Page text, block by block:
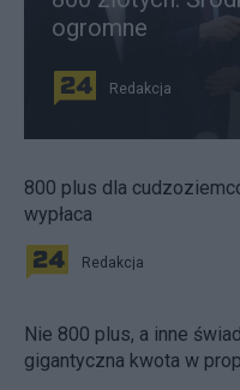
ogromne
Redakcja
800 plus dla
wypłaca
Redakcja
Nie 800 plus, a inne
gigantyczna kwota w